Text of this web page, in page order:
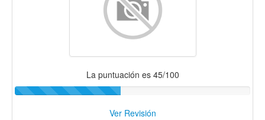
La puntuación es 45/100
Ver Revisión